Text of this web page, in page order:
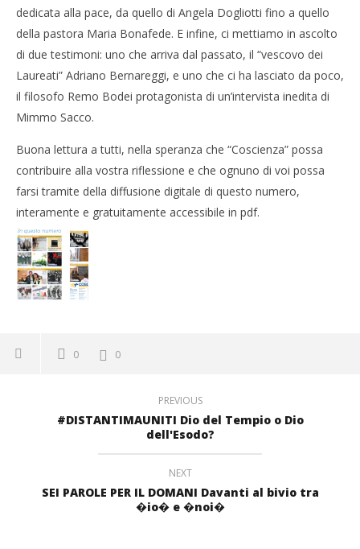
dedicata alla pace, da quello di Angela Dogliotti fino a quello
della pastora Maria Bonafede. E infine, ci mettiamo in ascolto
di due testimoni: uno che arriva dal passato, il “vescovo dei
Laureati” Adriano Bernareggi, e uno che ci ha lasciato da poco,
il filosofo Remo Bodei protagonista di un’intervista inedita di
Mimmo Sacco.
Buona lettura a tutti, nella speranza che “Coscienza” possa
contribuire alla vostra riflessione e che ognuno di voi possa
farsi tramite della diffusione digitale di questo numero,
interamente e gratuitamente accessibile in pdf.
0 0
PREVIOUS
#DISTANTIMAUNITI Dio del Tempio o Dio
dell'Esodo?
NEXT
SEI PAROLE PER IL DOMANI Davanti al bivio tra
�io� e �noi�